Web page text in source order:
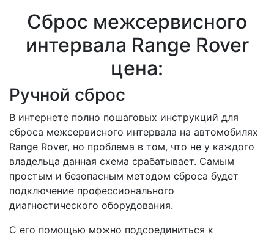
Сброс межсервисного
интервала Range Rover
цена:
Ручной сброс
В интернете полно пошаговых инструкций для
сброса межсервисного интервала на автомобилях
Range Rover, но проблема в том, что не у каждого
владельца данная схема срабатывает. Самым
простым и безопасным методом сброса будет
подключение профессионального
диагностического оборудования.
С его помощью можно подсоединиться к